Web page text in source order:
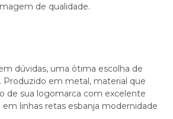
de qualidade.
dúvidas, uma ótima escolha de
Produzido em metal, material que
de sua logomarca com excelente
em linhas retas esbanja modernidade